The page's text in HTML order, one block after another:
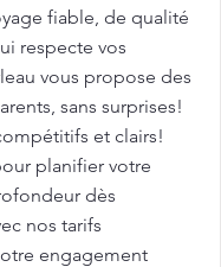
fiable, de qualité
respecte vos
vous propose des
sans surprises!
et clairs!
planifier votre
dès
nos tarifs
engagement